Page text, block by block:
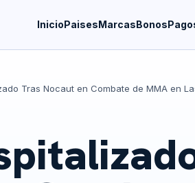
InicioPaisesMarcasBonos
Tras Nocaut en Combate de MMA en